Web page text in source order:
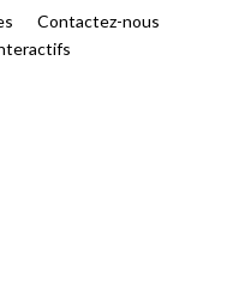
Contactez-nous